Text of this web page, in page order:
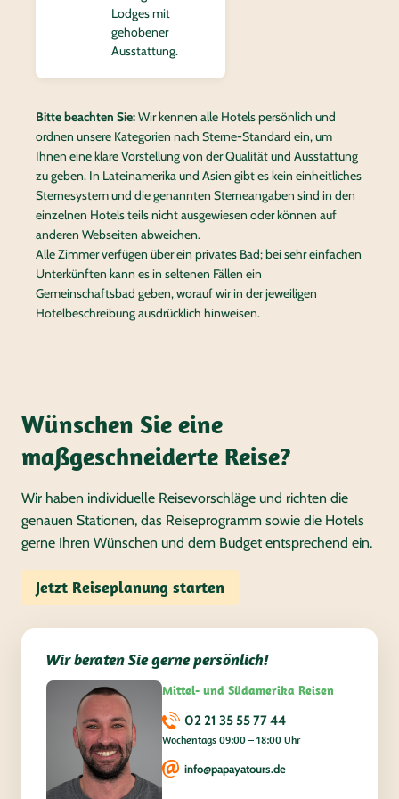
Lodges mit
gehobener
Ausstattung.
Bitte beachten Sie:Wir kennen alle Hotels persönlich und
ordnen unsere Kategorien nach Sterne-Standard ein, um
Ihnen eine klare Vorstellung von der Qualität und Ausstattung
zu geben. In Lateinamerika und Asien gibt es kein einheitliches
Sternesystem und die genannten Sterneangaben sind in den
einzelnen Hotels teils nicht ausgewiesen oder können auf
anderen Webseiten abweichen.
Alle Zimmer verfügen über ein privates Bad; bei sehr einfachen
Unterkünften kann es in seltenen Fällen ein
Gemeinschaftsbad geben, worauf wir in der jeweiligen
Hotelbeschreibung ausdrücklich hinweisen.
Wünschen Sie eine
maßgeschneiderte Reise?
Wir haben individuelle Reisevorschläge und richten die
genauen Stationen, das Reiseprogramm sowie die Hotels
gerne Ihren Wünschen und dem Budget entsprechend ein.
Jetzt Reiseplanung starten
Wir beraten Sie gerne persönlich!
Mittel- und Südamerika Reisen
02 21 35 55 77 44
Wochentags 09:00 – 18:00 Uhr
info@papayatours.de